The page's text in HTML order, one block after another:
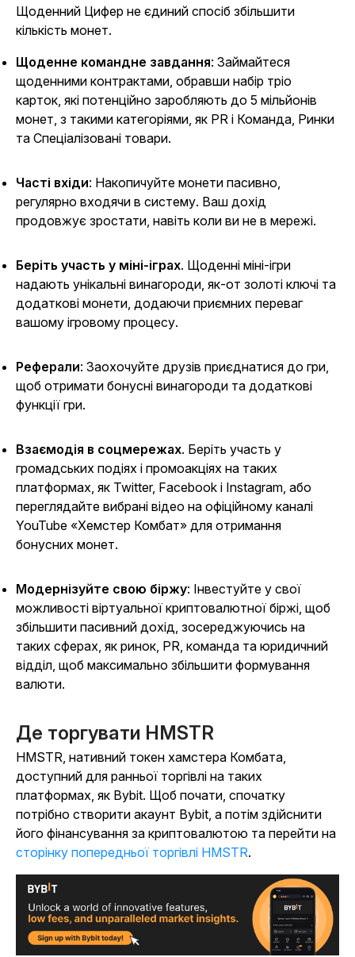
Щоденний Цифер не єдиний спосіб збільшити
кількість монет.
Щоденне командне завдання: Займайтеся
щоденними контрактами, обравши набір тріо
карток, які потенційно заробляють до 5 мільйонів
монет, з такими категоріями, як PR і Команда, Ринки
та Спеціалізовані товари.
Часті вхіди: Накопичуйте монети пасивно,
регулярно входячи в систему. Ваш дохід
продовжує зростати, навіть коли ви не в мережі.
Беріть участь у міні-іграх. Щоденні міні-ігри
надають унікальні винагороди, як-от золоті ключі та
додаткові монети, додаючи приємних переваг
вашому ігровому процесу.
Реферали: Заохочуйте друзів приєднатися до гри,
щоб отримати бонусні винагороди та додаткові
функції гри.
Взаємодія в соцмережах. Беріть участь у
громадських подіях і промоакціях на таких
платформах, як Twitter, Facebook і Instagram, або
переглядайте вибрані відео на офіційному каналі
YouTube «Хемстер Комбат» для отримання
бонусних монет.
Модернізуйте свою біржу: Інвестуйте у свої
можливості віртуальної криптовалютної біржі, щоб
збільшити пасивний дохід, зосереджуючись на
таких сферах, як ринок, PR, команда та юридичний
відділ, щоб максимально збільшити формування
валюти.
Де торгувати HMSTR
HMSTR, нативний токен хамстера Комбата,
доступний для ранньої торгівлі на таких
платформах, як Bybit. Щоб почати, спочатку
потрібно створити акаунт Bybit, а потім здійснити
його фінансування за криптовалютою та перейти на
сторінку попередньої торгівлі HMSTR.